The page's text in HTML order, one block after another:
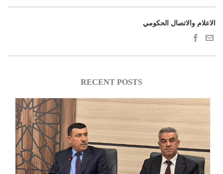
الاعلام والاتصال الحكومي
RECENT POSTS